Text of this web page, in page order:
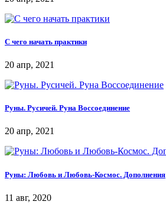
С чего начать практики
20 апр, 2021
Руны. Русичей. Руна Воссоединение
20 апр, 2021
Руны: Любовь и Любовь-Космос. Дополнения
11 авг, 2020